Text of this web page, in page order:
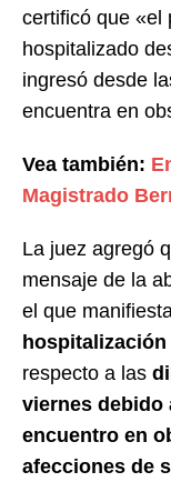
certificó que «el
hospitalizado
ingresó desde
encuentra en
Vea también:
Magistrado
La juez agregó
mensaje de la
el que
respecto a las
viernes debido
encuentro en
afecciones de